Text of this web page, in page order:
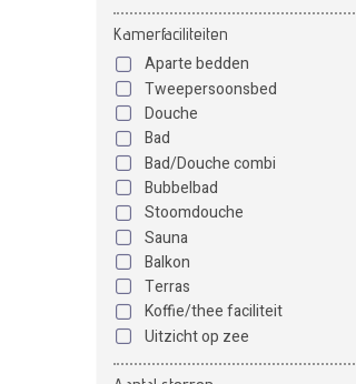
Kamerfaciliteiten
Aparte bedden
Tweepersoonsbed
Douche
Bad
Bad/Douche combi
Bubbelbad
Stoomdouche
Sauna
Balkon
Terras
Koffie/thee faciliteit
Uitzicht op zee